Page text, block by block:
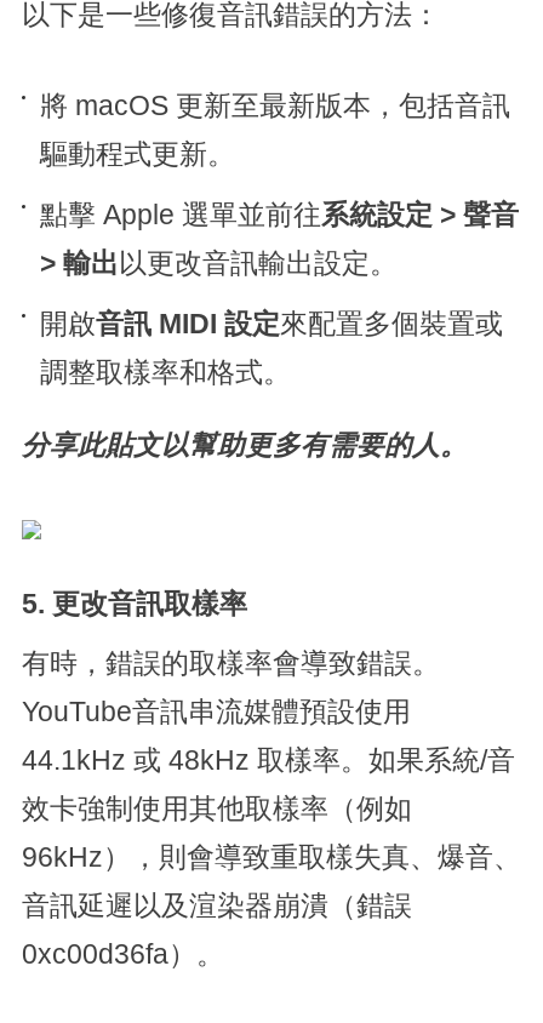
以下是一些修復音訊錯誤的方法：
將 macOS 更新至最新版本，包括音訊
驅動程式更新。
點擊 Apple 選單並前往系統設定 > 聲音
> 輸出 以更改音訊輸出設定。
開啟音訊 MIDI 設定來配置多個裝置或
調整取樣率和格式。
分享此貼文以幫助更多有需要的人。
5. 更改音訊取樣率
有時，錯誤的取樣率會導致錯誤。
YouTube音訊串流媒體預設使用
44.1kHz 或 48kHz 取樣率。如果系統/音
效卡強制使用其他取樣率（例如
96kHz），則會導致重取樣失真、爆音、
音訊延遲以及渲染器崩潰（錯誤
0xc00d36fa）。